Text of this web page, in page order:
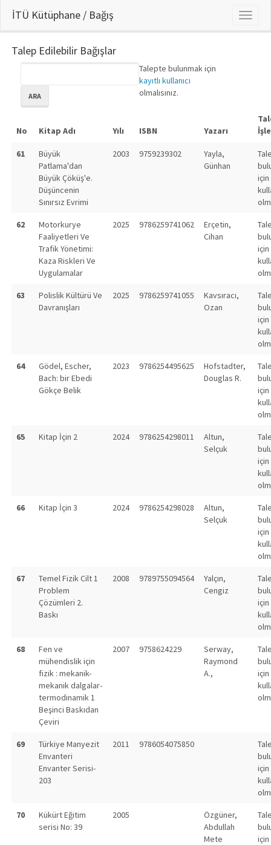
İTÜ Kütüphane / Bağış
Talep Edilebilir Bağışlar
ARA
Talepte bulunmak için
kayıtlı kullanıcı
olmalısınız.
No Kitap Adı Yılı ISBN Yazarı
61
Büyük
Patlama'dan
Büyük Çöküş'e.
Düşüncenin
Sınırsız Evrimi
2003 9759239302
Yayla,
Günhan
için
62
Motorkurye
Faaliyetleri Ve
Trafik Yönetimi:
Kaza Riskleri Ve
Uygulamalar
2025 9786259741062
Erçetin,
Cihan
için
63
Polislik Kültürü Ve
Davranışları
2025 9786259741055
Kavsıracı,
Ozan
için
64
Gödel, Escher,
Bach: bir Ebedi
Gökçe Belik
2023 9786254495625
Hofstadter,
Douglas R.
için
65 Kitap İçin 2 2024 9786254298011
Altun,
Selçuk
için
66 Kitap İçin 3 2024 9786254298028
Altun,
Selçuk
için
67
Temel Fizik Cilt 1
Problem
Çözümleri 2.
Baskı
2008 9789755094564
Yalçın,
Cengiz
için
68
Fen ve
mühendislik için
fizik : mekanik-
mekanik dalgalar-
termodinamik 1
Beşinci Baskıdan
Çeviri
2007 9758624229
Serway,
Raymond
A.,
için
69
Türkiye Manyezit
Envanteri
Envanter Serisi-
203
2011 9786054075850
için
70
Kükürt Eğitim
serisi No: 39
2005
Özgüner,
Abdullah
Mete
için